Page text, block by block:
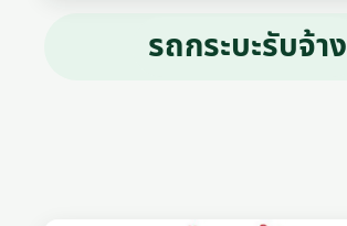
รถกระบะรับจ้าง